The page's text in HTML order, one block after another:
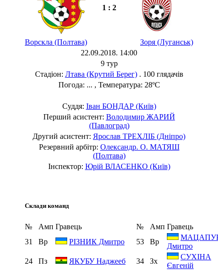
1 : 2
Ворскла (Полтава)
Зоря (Луганськ)
22.09.2018. 14:00
9 тур
Стадіон: Лтава (Крутий Берег). 100 глядачів
Погода: ... , Температура: 28ºC
Суддя: Іван БОНДАР (Київ)
Перший асистент: Володимир ЖАРИЙ
(Павлоград)
Другий асистент: Ярослав ТРЕХЛІБ (Дніпро)
Резервний арбітр: Олександр. О. МАТЯШ
(Полтава)
Інспектор: Юрій ВЛАСЕНКО (Київ)
Склади команд
№ Амп Гравець № Амп Гравець
31
Вр РІЗНИК Дмитро 53 Вр
Дмитро
24
Пз ЯКУБУ Наджееб 34 Зх
СУХІНА
Євгеній